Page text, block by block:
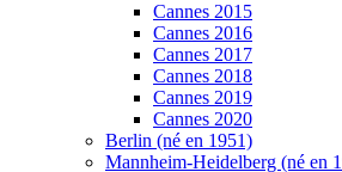
Cannes 2015
Cannes 2016
Cannes 2017
Cannes 2018
Cannes 2019
Cannes 2020
Berlin (né en 1951)
Mannheim-Heidelberg (né en